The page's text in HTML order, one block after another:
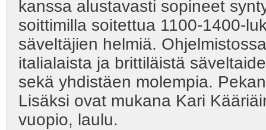
kanssa alustavasti sopineet
soittimilla soitettua 1100-1400-
säveltäjien helmiä.
italialaista ja brittiläistä
sekä yhdistäen molempia.
Lisäksi ovat mukana Kari
vuopio, laulu.